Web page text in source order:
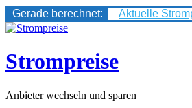
Gerade berechnet:
Aktuelle
Skip
content
Strompreise
Anbieter wechseln und sparen